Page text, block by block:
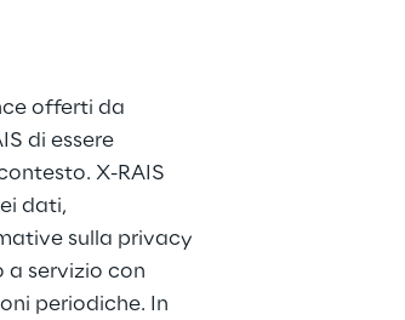
offerti da
di essere
X-RAIS
dati,
sulla privacy
a servizio con
periodiche. In